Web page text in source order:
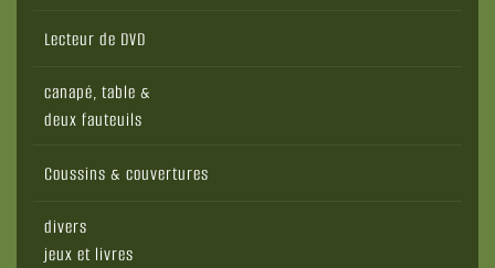
Lecteur de DVD
canapé, table &
deux fauteuils
Coussins & couvertures
divers
jeux et livres